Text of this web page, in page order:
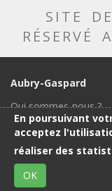
SITE
RÉSERVÉ
Aubry-Gaspard
Qui sommes-nous ?
Notre métier
Catalogue
Notre showroom
Conditions générales
Contact
En poursuivant
acceptez
réaliser des
OK